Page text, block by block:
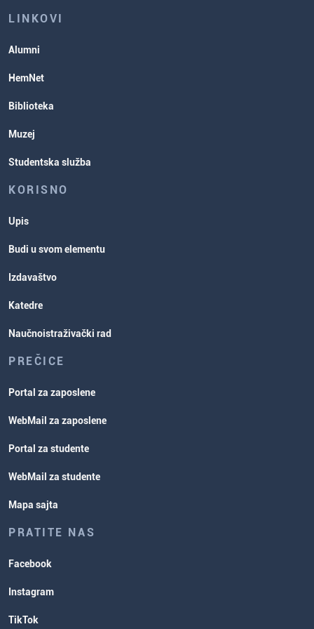
Studentske organizacije
LINKOVI
Alumni
HemNet
Biblioteka
Muzej
Studentska služba
KORISNO
Upis
Budi u svom elementu
Izdavaštvo
Katedre
Naučnoistraživački rad
PREČICE
Portal za zaposlene
WebMail za zaposlene
Portal za studente
WebMail za studente
Mapa sajta
PRATITE NAS
Facebook
Instagram
TikTok